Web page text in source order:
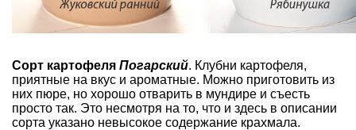
Сорт картофеля Погарский. Клубни картофеля,
приятные на вкус и ароматные. Можно приготовить из
них пюре, но хорошо отварить в мундире и съесть
просто так. Это несмотря на то, что и здесь в описании
сорта указано невысокое содержание крахмала.